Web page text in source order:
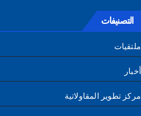
التصنيفات
تطوير المقاولاتية